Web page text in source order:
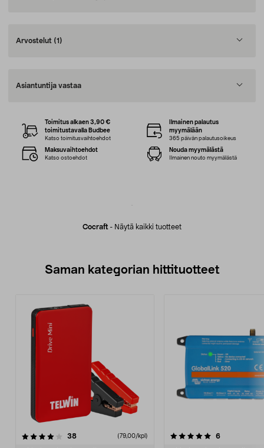
Arvostelut (1)
Asiantuntija vastaa
Cocraft - Näytä kaikki tuotteet
Toimitus alkaen 3,90 €
toimitustavalla Budbee
Katso toimitusvaihtoehdot
Ilmainen palautus
myymälään
365 päivän palautusoikeus
Maksuvaihtoehdot
Katso ostoehdot
Nouda myymälästä
Ilmainen nouto myymälästä
Saman kategorian hittituotteet
38arvostelut (79,00/kpl)
5.0 viidestä
6arvostelut
4.5 viidestä